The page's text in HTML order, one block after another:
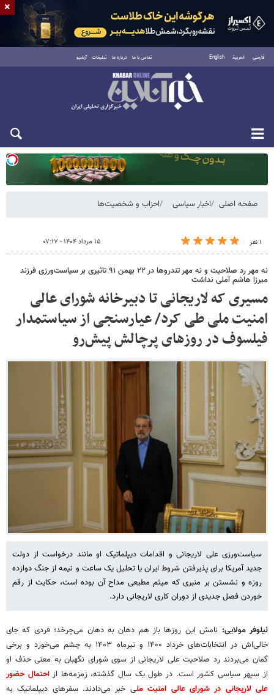
فارسی العربية English تماس با ما درباره ما تبلیغات آرشیو
یکشنبه ۱۸ مرداد ۱۴۰۵
صفحه اصلی اخبار سیاسی احزاب و شخصیت‌ها
۱ نفر ۱۵ مرداد ۱۴۰۴ - ۰۷:۱۷
نه مهر رد صلاحیت و نه مهر تندروها در ۲۲ بهمن ۹۱ تاثیری بر سیاست‌ورزی فرزند
میرزا هاشم آملی نداشت
مسیری که لاریجانی تا دبیرخانه شورای عالی
امنیت ملی طی کرد/ عیارسنجی از سیاستمدار
فیلسوف در روزهای پرچالش پیش‌رو
سیاست‌ورزی علی لاریجانی و اقدامات دیپلماتیک او مانند درخواست از دولت
جدید آمریکا برای پذیرفتن شروط ایران یا تحلیل یک ساعت و نیمه از جنگ دوازده
روزه و نشستن بر منبری که میثم مطیعی مداح آن بوده است، حکایت از رقم
خوردن فصل جدیدی از دوران کاری لاریجانی دارد.
نیلوفر مولایی: نامش این روزها باز هم دهان به دهان می‌چرخد؛ فردی که جای
خالی‌اش در انتخابات‌های خرداد ۱۴۰۰ و تیرماه ۱۴۰۳ به چشم می‌خورد و برخی
گمان می‌بردند رد صلاحیت علی لاریجانی از سوی شورای نگهبان به معنی حذف او
از سپهر سیاسی کشور است. در طول یک سال گذشته، زمزمه‌ها ازاحتمال حضور
علی لاریجانی در شورای عالی امنیت ملی خبر می‌دادند. سفرهای دیپلماتیک به
×